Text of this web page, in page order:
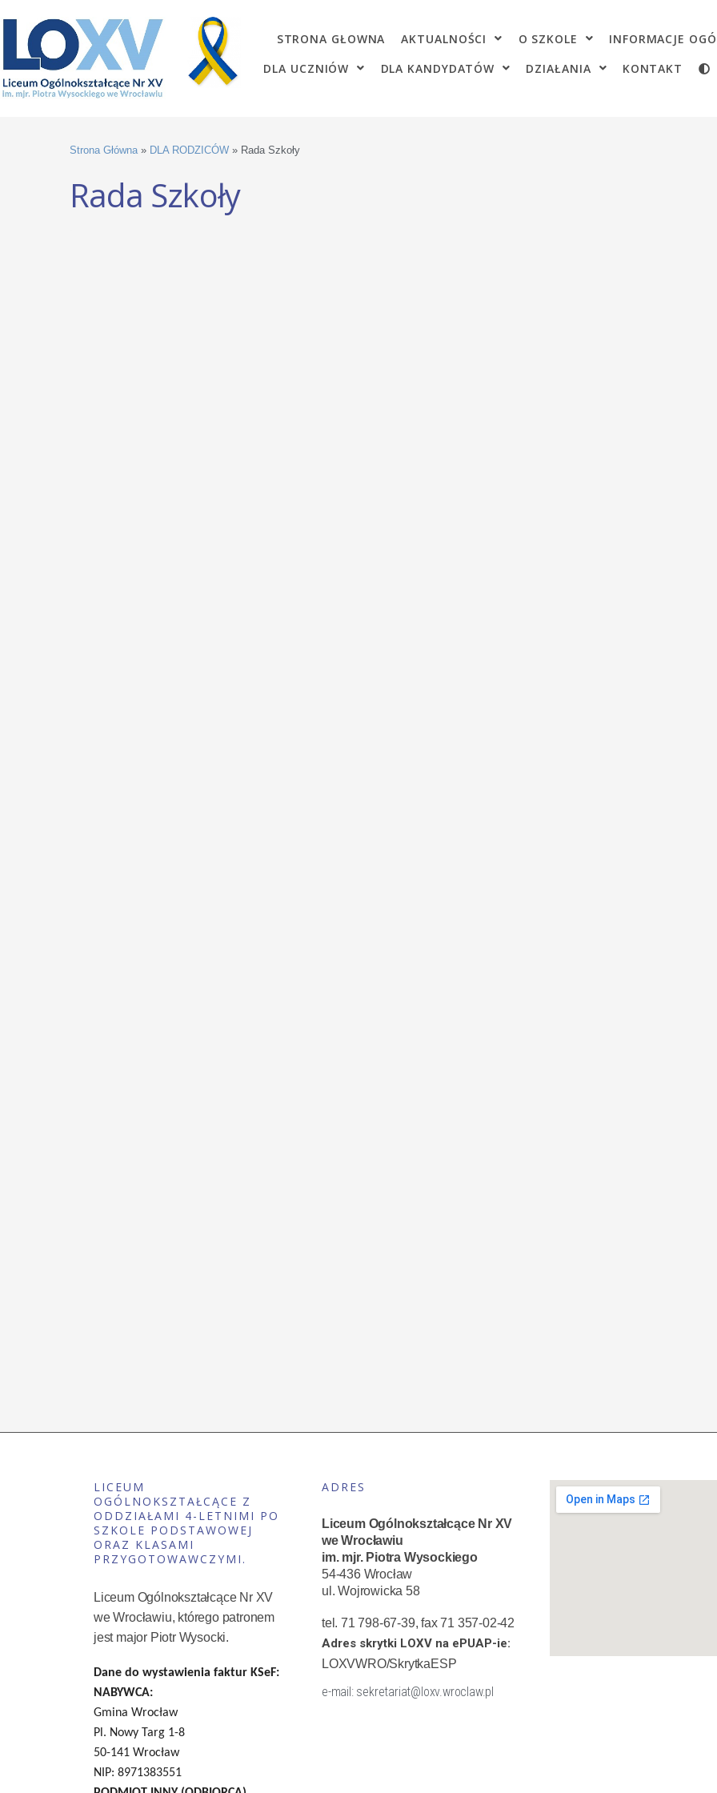
STRONA GŁOWNA AKTUALNOŚCI O SZKOLE INFORMACJE
DLA UCZNIÓW
DLA KANDYDATÓW DZIAŁANIA KONTAKT
Strona Główna » DLA RODZICÓW » Rada Szkoły
Rada Szkoły
LICEUM
OGÓLNOKSZTAŁCĄCE Z
ODDZIAŁAMI 4-LETNIMI PO
SZKOLE PODSTAWOWEJ
ORAZ KLASAMI
PRZYGOTOWAWCZYMI.
Liceum Ogólnokształcące Nr XV
we Wrocławiu, którego patronem
jest major Piotr Wysocki.
Dane do wystawienia faktur KSeF:
NABYWCA:
Gmina Wrocław
Pl. Nowy Targ 1-8
50-141 Wrocław
NIP: 8971383551
ADRES
Liceum Ogólnokształcące Nr XV
we Wrocławiu
im. mjr. Piotra Wysockiego
54-436 Wrocław
ul. Wojrowicka 58
tel. 71 798-67-39, fax 71 357-02-42
Adres skrytki LOXV na ePUAP-ie:
LOXVWRO/SkrytkaESP
e-mail: sekretariat@loxv.wroclaw.pl